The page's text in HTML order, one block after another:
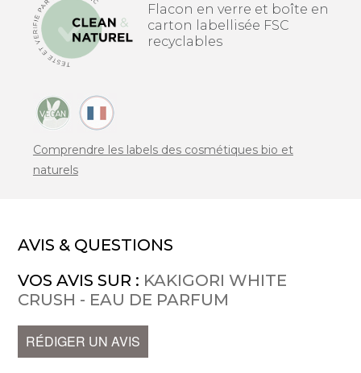
Flacon en verre et boîte en
carton labellisée FSC
recyclables
Comprendre les labels des cosmétiques bio et
naturels
AVIS & QUESTIONS
VOS AVIS SUR : KAKIGORI WHITE
CRUSH - EAU DE PARFUM
RÉDIGER UN AVIS